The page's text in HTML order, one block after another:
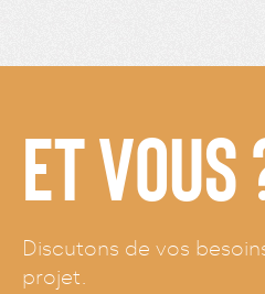
ET VOUS
Discutons de vos
projet.